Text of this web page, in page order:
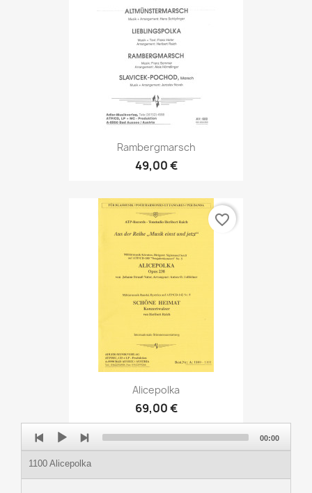
Rambergmarsch
49,00 €
Alicepolka
69,00 €
favorite_border
Player
1100 Alicepolka
00:00